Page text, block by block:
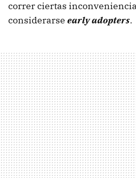
correr ciertas
considerarse early adopters.